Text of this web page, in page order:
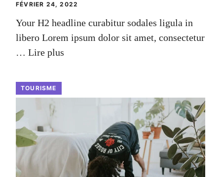
FÉVRIER 24, 2022
Your H2 headline curabitur sodales ligula in
libero Lorem ipsum dolor sit amet, consectetur
… Lire plus
TOURISME